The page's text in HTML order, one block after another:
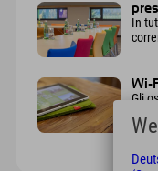
In
Wi-
Gli
tutto